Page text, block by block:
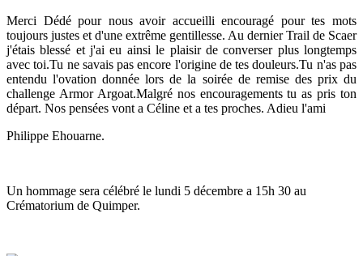
Merci Dédé pour nous avoir accueilli encouragé pour tes mots
toujours justes et d'une extrême gentillesse. Au dernier Trail de Scaer
j'étais blessé et j'ai eu ainsi le plaisir de converser plus longtemps
avec toi.Tu ne savais pas encore l'origine de tes douleurs.Tu n'as pas
entendu l'ovation donnée lors de la soirée de remise des prix du
challenge Armor Argoat.Malgré nos encouragements tu as pris ton
départ. Nos pensées vont a Céline et a tes proches. Adieu l'ami
Philippe Ehouarne.
Un hommage sera célébré le lundi 5 décembre a 15h 30 au
Crématorium de Quimper.